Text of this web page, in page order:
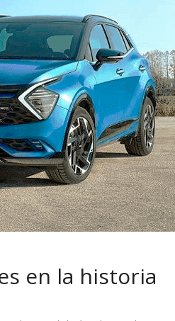
en la historia
busca cambiar
de los
la región